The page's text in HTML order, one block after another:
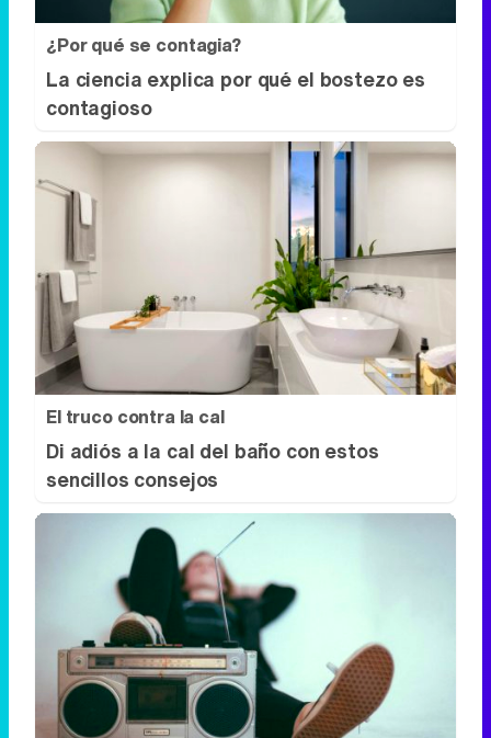
¿Por qué se contagia?
La ciencia explica por qué el bostezo es
contagioso
El truco contra la cal
Di adiós a la cal del baño con estos
sencillos consejos